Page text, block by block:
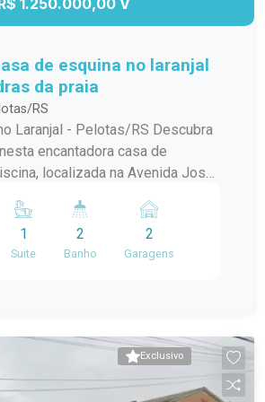
1.250.000,00 V
de esquina no laranjal
da praia
RS
- Pelotas/RS Descubra
encantadora casa de
localizada na Avenida José
m² de área construída, este
para quem busca conforto e
O ambiente ainda conta com
lareira e um jardim de inverno
e frescor ao espaço. Além
1
Suite
2
Banho
2
Garagens
Exclusivo